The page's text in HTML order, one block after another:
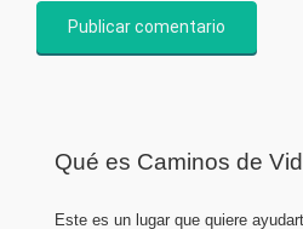
Qué es Caminos de
Este es un lugar que quiere